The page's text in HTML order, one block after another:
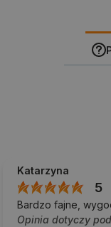
Katarzyna
5
Bardzo fajne,
Opinia dotyczy